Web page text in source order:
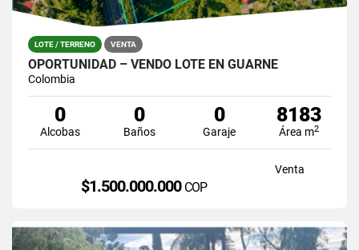
LOTE / TERRENO VENTA
OPORTUNIDAD – VENDO LOTE EN GUARNE
Colombia
0
Alcobas
0
Baños
0
Garaje
8183
Área m2
Venta
$1.500.000.000 COP